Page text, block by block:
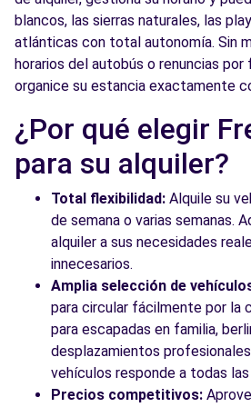
blancos, las sierras naturales, las
atlánticas con total autonomía. Sin
horarios del autobús o renuncias
organice su estancia exactamente
¿Por qué elegir
para su alquiler?
Total flexibilidad: Alquile su
de semana o varias semanas.
alquiler a sus necesidades
innecesarios.
Amplia selección de
para circular fácilmente por la
para escapadas en familia,
desplazamientos
vehículos responde a todas
Precios competitivos: